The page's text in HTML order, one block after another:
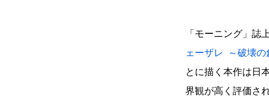
「モーニング」誌
ェーザレ ～破壊の
とに描く本作は日
界観が高く評価さ